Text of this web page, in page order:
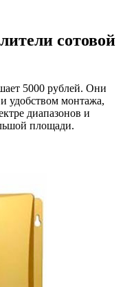
сотовой
5000 рублей. Они
удобством монтажа,
диапазонов и
площади.